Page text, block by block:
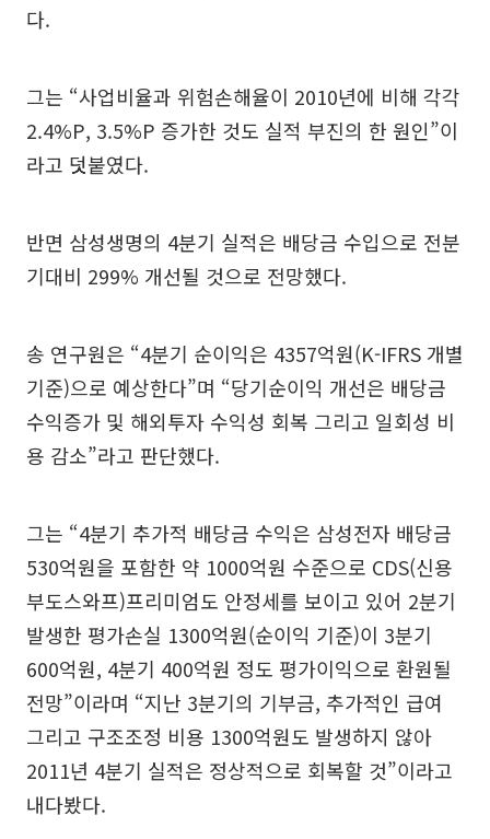
다.
그는 “사업비율과 위험손해율이 2010년에 비해 각각
2.4%P, 3.5%P 증가한 것도 실적 부진의 한 원인”이
라고 덧붙였다.
반면 삼성생명의 4분기 실적은 배당금 수입으로 전분
기대비 299% 개선될 것으로 전망했다.
송 연구원은 “4분기 순이익은 4357억원(K-IFRS 개별
기준)으로 예상한다”며 “당기순이익 개선은 배당금
수익증가 및 해외투자 수익성 회복 그리고 일회성 비
용 감소”라고 판단했다.
그는 “4분기 추가적 배당금 수익은 삼성전자 배당금
530억원을 포함한 약 1000억원 수준으로 CDS(신용
부도스와프)프리미엄도 안정세를 보이고 있어 2분기
발생한 평가손실 1300억원(순이익 기준)이 3분기
600억원, 4분기 400억원 정도 평가이익으로 환원될
전망”이라며 “지난 3분기의 기부금, 추가적인 급여
그리고 구조조정 비용 1300억원도 발생하지 않아
2011년 4분기 실적은 정상적으로 회복할 것”이라고
내다봤다.